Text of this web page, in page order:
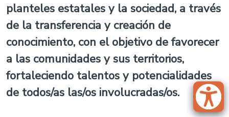
planteles estatales y la sociedad, a través
de la transferencia y creación de
conocimiento, con el objetivo de favorecer
a las comunidades y sus territorios,
fortaleciendo talentos y potencialidades
de todos/as las/os involucradas/os.